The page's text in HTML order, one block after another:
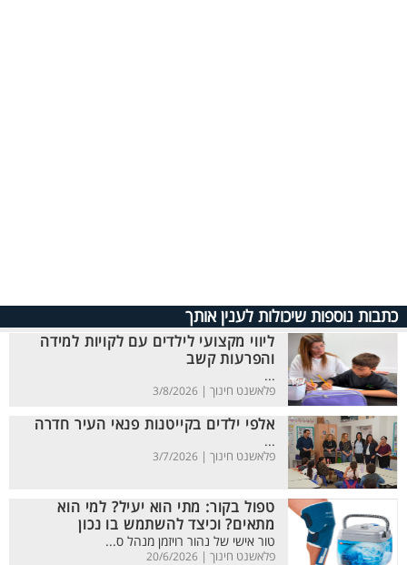
כתבות נוספות שיכולות לענין אותך
ליווי מקצועי לילדים עם לקויות למידה
והפרעות קשב
...
פלאשנט חינוך | 3/8/2026
אלפי ילדים בקייטנות פנאי העיר חדרה
...
פלאשנט חינוך | 3/7/2026
טפול בקור: מתי הוא יעיל? למי הוא
מתאים? וכיצד להשתמש בו נכון
טור אישי של נהור רויזמן מנהל ס...
פלאשנט חינוך | 20/6/2026